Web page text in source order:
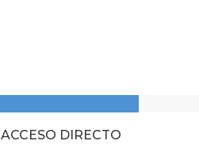
ACCESO DIRECTO